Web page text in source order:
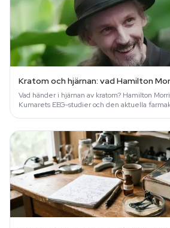
Kratom och hjärnan: vad Hamilton
Vad händer i hjärnan av kratom? Hamilton
Kumarets EEG-studier och den aktuella